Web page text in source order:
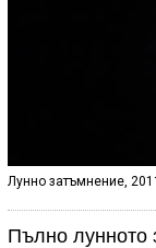
Лунно затъмнение,
Пълно лунното